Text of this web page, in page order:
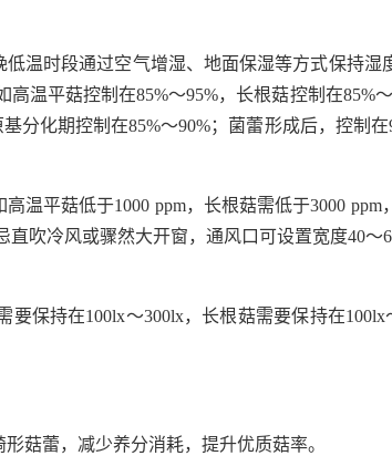
温时段通过空气增湿、地面保湿等方式保持
平菇控制在85%～95%，长根菇控制在85%～
分化期控制在85%～90%；菌蕾形成后，控制
平菇低于1000 ppm，长根菇需低于3000 ppm
吹冷风或骤然大开窗，通风口可设置宽度40
保持在100lx～300lx，长根菇需要保持在100lx
菇蕾，减少养分消耗，提升优质菇率。